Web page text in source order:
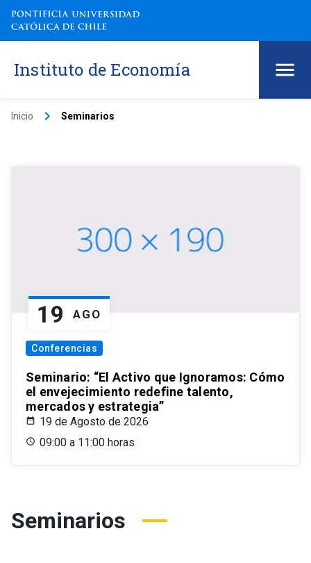
Instituto de Economía
Inicio keyboard_arrow_right Seminarios
19 AGO
Conferencias
Seminario: “El Activo que Ignoramos: Cómo
el envejecimiento redefine talento,
mercados y estrategia”
19 de Agosto de 2026
09:00 a 11:00 horas
Seminarios